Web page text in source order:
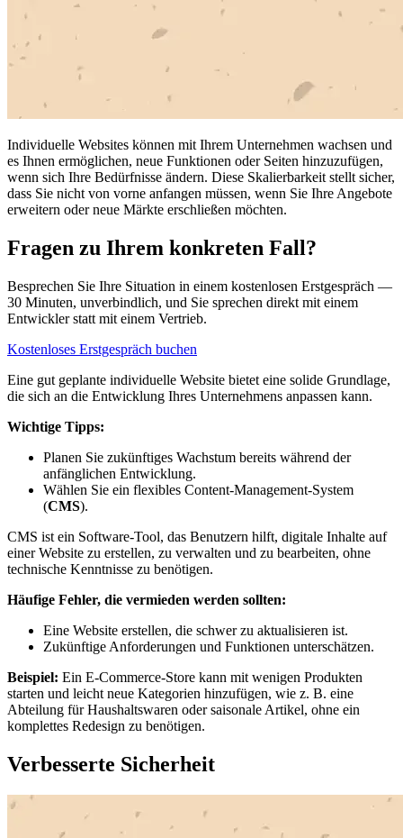
Individuelle Websites können mit Ihrem Unternehmen wachsen und
es Ihnen ermöglichen, neue Funktionen oder Seiten hinzuzufügen,
wenn sich Ihre Bedürfnisse ändern. Diese Skalierbarkeit stellt sicher,
dass Sie nicht von vorne anfangen müssen, wenn Sie Ihre Angebote
erweitern oder neue Märkte erschließen möchten.
Fragen zu Ihrem konkreten Fall?
Besprechen Sie Ihre Situation in einem kostenlosen Erstgespräch —
30 Minuten, unverbindlich, und Sie sprechen direkt mit einem
Entwickler statt mit einem Vertrieb.
Kostenloses Erstgespräch buchen
Eine gut geplante individuelle Website bietet eine solide Grundlage,
die sich an die Entwicklung Ihres Unternehmens anpassen kann.
Wichtige Tipps:
Planen Sie zukünftiges Wachstum bereits während der
anfänglichen Entwicklung.
Wählen Sie ein flexibles Content-Management-System
(CMS).
CMS ist ein Software-Tool, das Benutzern hilft, digitale Inhalte auf
einer Website zu erstellen, zu verwalten und zu bearbeiten, ohne
technische Kenntnisse zu benötigen.
Häufige Fehler, die vermieden werden sollten:
Eine Website erstellen, die schwer zu aktualisieren ist.
Zukünftige Anforderungen und Funktionen unterschätzen.
Beispiel: Ein E-Commerce-Store kann mit wenigen Produkten
starten und leicht neue Kategorien hinzufügen, wie z. B. eine
Abteilung für Haushaltswaren oder saisonale Artikel, ohne ein
komplettes Redesign zu benötigen.
Verbesserte Sicherheit